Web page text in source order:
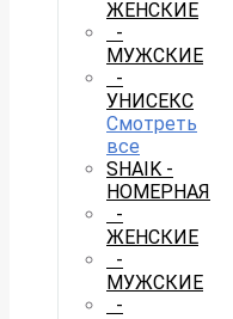
ЖЕНСКИЕ
-
МУЖСКИЕ
-
УНИСЕКС
Смотреть
все
SHAIK -
НОМЕРНАЯ
-
ЖЕНСКИЕ
-
МУЖСКИЕ
-